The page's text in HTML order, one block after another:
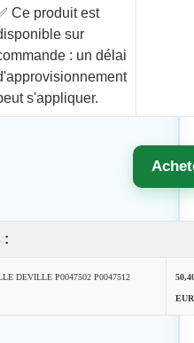
Ce produit est
sur
: un délai
s'appliquer.
:
DEVILLE P0047502 P0047512
EUR